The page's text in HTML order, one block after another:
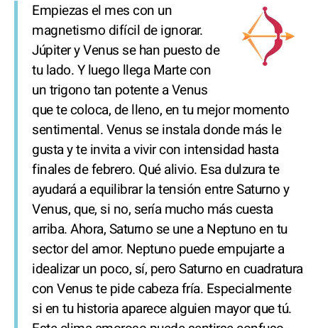
Empiezas el mes con un
magnetismo difícil de ignorar.
Júpiter y Venus se han puesto de
tu lado. Y luego llega Marte con
un trigono tan potente a Venus
que te coloca, de lleno, en tu mejor momento
sentimental. Venus se instala donde más le
gusta y te invita a vivir con intensidad hasta
finales de febrero. Qué alivio. Esa dulzura te
ayudará a equilibrar la tensión entre Saturno y
Venus, que, si no, sería mucho más cuesta
arriba. Ahora, Saturno se une a Neptuno en tu
sector del amor. Neptuno puede empujarte a
idealizar un poco, sí, pero Saturno en cuadratura
con Venus te pide cabeza fría. Especialmente
si en tu historia aparece alguien mayor que tú.